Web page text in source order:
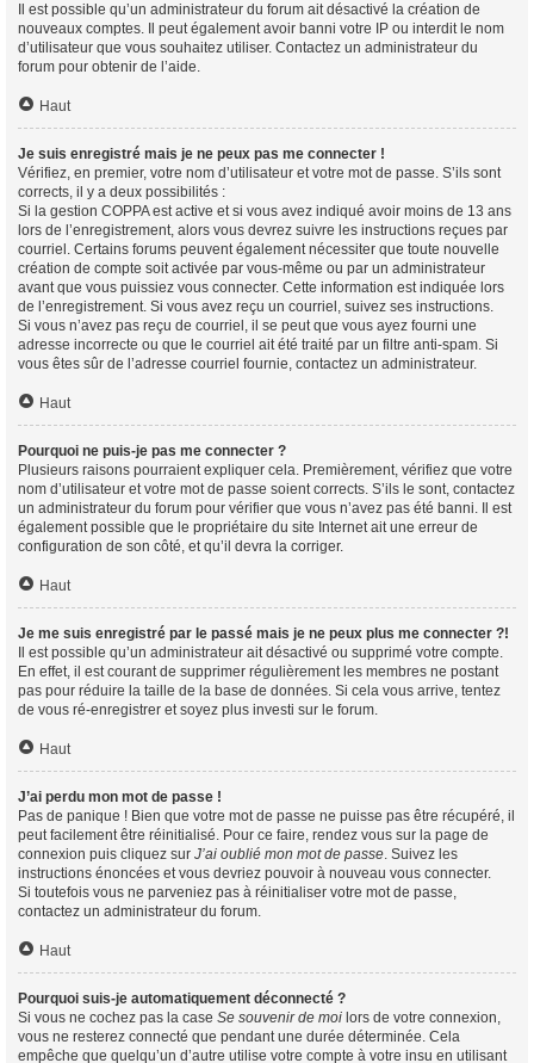
Il est possible qu’un administrateur du forum ait désactivé la création de
nouveaux comptes. Il peut également avoir banni votre IP ou interdit le nom
d’utilisateur que vous souhaitez utiliser. Contactez un administrateur du
forum pour obtenir de l’aide.
Haut
Je suis enregistré mais je ne peux pas me connecter !
Vérifiez, en premier, votre nom d’utilisateur et votre mot de passe. S’ils sont
corrects, il y a deux possibilités :
Si la gestion COPPA est active et si vous avez indiqué avoir moins de 13 ans
lors de l’enregistrement, alors vous devrez suivre les instructions reçues par
courriel. Certains forums peuvent également nécessiter que toute nouvelle
création de compte soit activée par vous-même ou par un administrateur
avant que vous puissiez vous connecter. Cette information est indiquée lors
de l’enregistrement. Si vous avez reçu un courriel, suivez ses instructions.
Si vous n’avez pas reçu de courriel, il se peut que vous ayez fourni une
adresse incorrecte ou que le courriel ait été traité par un filtre anti-spam. Si
vous êtes sûr de l’adresse courriel fournie, contactez un administrateur.
Haut
Pourquoi ne puis-je pas me connecter ?
Plusieurs raisons pourraient expliquer cela. Premièrement, vérifiez que votre
nom d’utilisateur et votre mot de passe soient corrects. S’ils le sont, contactez
un administrateur du forum pour vérifier que vous n’avez pas été banni. Il est
également possible que le propriétaire du site Internet ait une erreur de
configuration de son côté, et qu’il devra la corriger.
Haut
Je me suis enregistré par le passé mais je ne peux plus me connecter ?!
Il est possible qu’un administrateur ait désactivé ou supprimé votre compte.
En effet, il est courant de supprimer régulièrement les membres ne postant
pas pour réduire la taille de la base de données. Si cela vous arrive, tentez
de vous ré-enregistrer et soyez plus investi sur le forum.
Haut
J’ai perdu mon mot de passe !
Pas de panique ! Bien que votre mot de passe ne puisse pas être récupéré, il
peut facilement être réinitialisé. Pour ce faire, rendez vous sur la page de
connexion puis cliquez sur J’ai oublié mon mot de passe. Suivez les
instructions énoncées et vous devriez pouvoir à nouveau vous connecter.
Si toutefois vous ne parveniez pas à réinitialiser votre mot de passe,
contactez un administrateur du forum.
Haut
Pourquoi suis-je automatiquement déconnecté ?
Si vous ne cochez pas la case Se souvenir de moi lors de votre connexion,
vous ne resterez connecté que pendant une durée déterminée. Cela
empêche que quelqu’un d’autre utilise votre compte à votre insu en utilisant